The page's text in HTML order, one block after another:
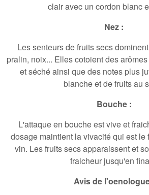
clair avec un cordon blanc
Nez :
Les senteurs de fruits secs
pralin, noix... Elles cotoient des
et séché ainsi que des notes plus
blanche et de fruits au
Bouche :
L'attaque en bouche est vive et
dosage maintient la vivacité qui est le
vin. Les fruits secs apparaissent et
fraicheur jusqu'en
Avis de